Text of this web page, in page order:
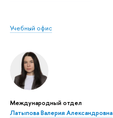
Учебный офис
Международный отдел
Латыпова Валерия Александровна